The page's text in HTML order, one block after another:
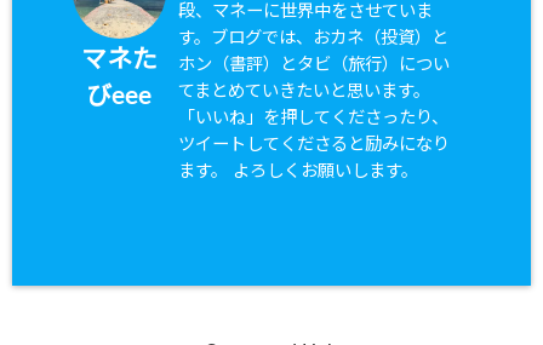
マネた
びeee
段、マネーに世界中をさせていま
す。ブログでは、おカネ（投資）と
ホン（書評）とタビ（旅行）につい
てまとめていきたいと思います。
「いいね」を押してくださったり、
ツイートしてくださると励みになり
ます。 よろしくお願いします。